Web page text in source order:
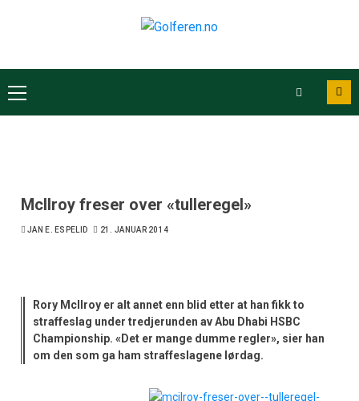
McIlroy freser over «tulleregel»
JAN E. ESPELID 21. JANUAR 2014
Rory McIlroy er alt annet enn blid etter at han fikk to
straffeslag under tredjerunden av Abu Dhabi HSBC
Championship. «Det er mange dumme regler», sier han
om den som ga ham straffeslagene lørdag.